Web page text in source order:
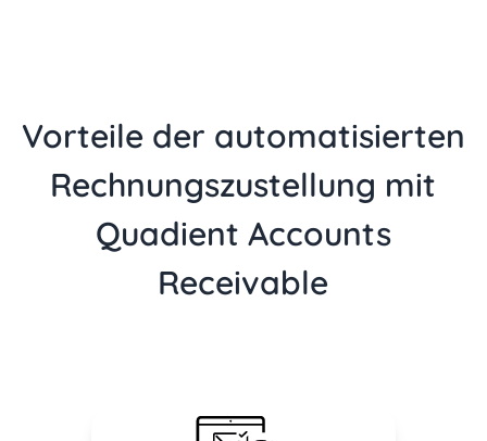
Vorteile der automatisierten
Rechnungszustellung mit
Quadient Accounts
Receivable